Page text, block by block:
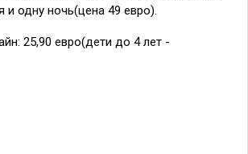
и одну ночь(цена 49 евро).
25,90 евро(дети до 4 лет -